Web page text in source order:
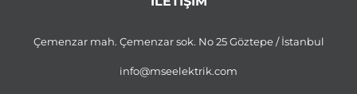
Çemenzar mah. Çemenzar sok. No 25 Göztepe / İstanbul
info@mseelektrik.com